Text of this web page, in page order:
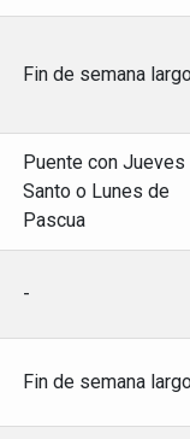
Fin de semana
Puente con Jueves
Santo o Lunes de
Pascua
-
Fin de semana